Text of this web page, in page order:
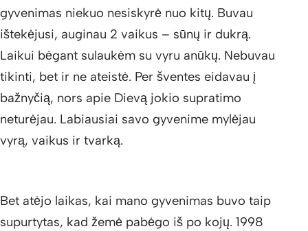
gyvenimas niekuo nesiskyrė nuo kitų. Buvau
ištekėjusi, auginau 2 vaikus – sūnų ir dukrą.
Laikui bėgant sulaukėm su vyru anūkų. Nebuvau
tikinti, bet ir ne ateistė. Per šventes eidavau į
bažnyčią, nors apie Dievą jokio supratimo
neturėjau. Labiausiai savo gyvenime mylėjau
vyrą, vaikus ir tvarką.
Bet atėjo laikas, kai mano gyvenimas buvo taip
supurtytas, kad žemė pabėgo iš po kojų. 1998